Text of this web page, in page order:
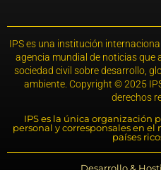
IPS es una institución
agencia mundial de noticias que
sociedad civil sobre desarrollo,
ambiente. Copyright © 2025
derechos
IPS es la única organización
personal y corresponsales en
países